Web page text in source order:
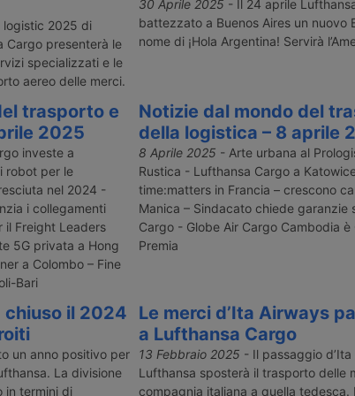
scala globale: inclusi gli hub di
Francoforte, Monaco e Chicago e
stazioni selezionate in quattro
Paesi.
Customs
GlobeCross
doganali,
commercio
dall’origine
logistic 2025 di
Cargo presenterà le
specializzati e le
aereo delle merci.
30 Aprile 2025 - Il 24 aprile
battezzato a Buenos Aires un nuovo
nome di ¡Hola Argentina! Servirà
trasporto e
2025
investe a
robot per le
nel 2024 -
i collegamenti
il Freight Leaders
5G privata a Hong
a Colombo – Fine
Bari
Notizie dal mondo del
della logistica – 8 aprile
8 Aprile 2025 - Arte urbana al
Rustica - Lufthansa Cargo a
time:matters in Francia – crescono
Manica – Sindacato chiede garanzie
Cargo - Globe Air Cargo Cambodia è
Premia
chiuso il 2024
un anno positivo per
La divisione
in termini di
Le merci d’Ita Airways
a Lufthansa Cargo
13 Febbraio 2025 - Il passaggio
Lufthansa sposterà il trasporto delle
compagnia italiana a quella tedesca.